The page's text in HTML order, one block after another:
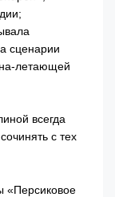
сценарии
летающей
всегда
с тех
«Персиковое